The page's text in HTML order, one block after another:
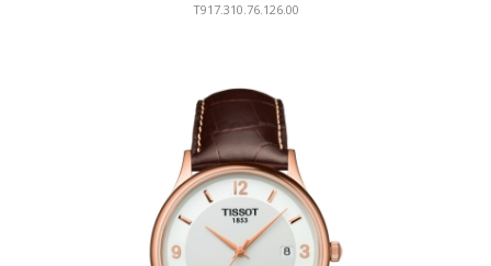
T917.310.76.126.00